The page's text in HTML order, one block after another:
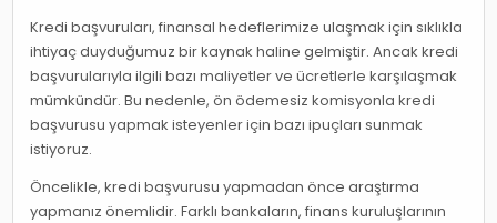
Kredi başvuruları, finansal hedeflerimize ulaşmak için sıklıkla
ihtiyaç duyduğumuz bir kaynak haline gelmiştir. Ancak kredi
başvurularıyla ilgili bazı maliyetler ve ücretlerle karşılaşmak
mümkündür. Bu nedenle, ön ödemesiz komisyonla kredi
başvurusu yapmak isteyenler için bazı ipuçları sunmak
istiyoruz.
Öncelikle, kredi başvurusu yapmadan önce araştırma
yapmanız önemlidir. Farklı bankaların, finans kuruluşlarının